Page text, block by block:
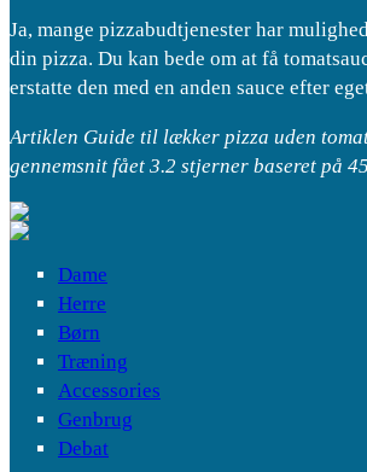
Ja, mange pizzabudtjenester har
din pizza. Du kan bede om at få
erstatte den med en anden sauce efter
Artiklen Guide til lækker pizza uden
gennemsnit fået 3.2 stjerner baseret på 45
Dame
Herre
Børn
Træning
Accessories
Genbrug
Debat